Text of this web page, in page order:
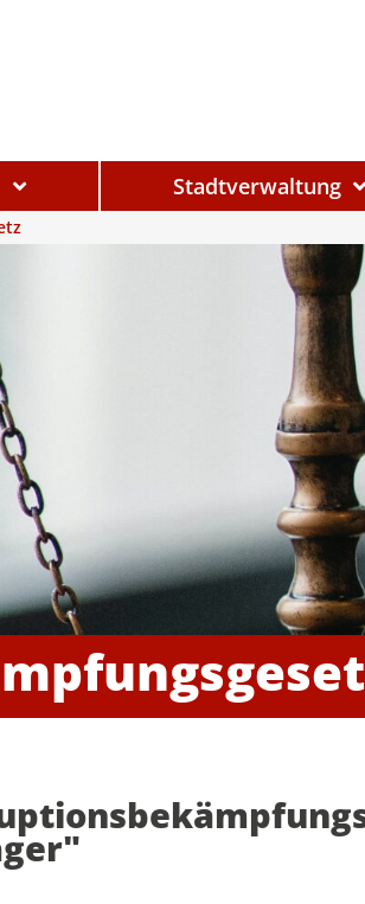
Stadtverwaltung